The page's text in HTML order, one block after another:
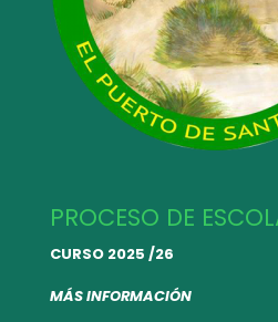
PROCESO DE
CURSO 2025 /26
MÁS INFORMACIÓN